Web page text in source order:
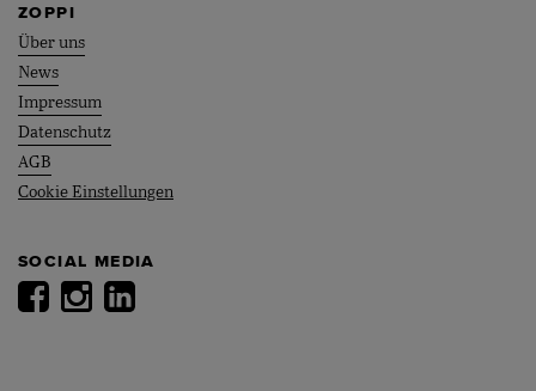
ZOPPI
Über uns
News
Impressum
Datenschutz
AGB
Cookie Einstellungen
SOCIAL MEDIA